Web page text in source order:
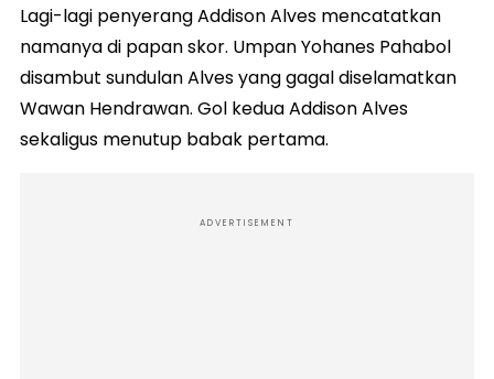
Lagi-lagi penyerang Addison Alves mencatatkan
namanya di papan skor. Umpan Yohanes Pahabol
disambut sundulan Alves yang gagal diselamatkan
Wawan Hendrawan. Gol kedua Addison Alves
sekaligus menutup babak pertama.
ADVERTISEMENT